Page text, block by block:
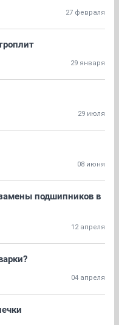
27 февраля
29 января
29 июля
08 июня
подшипников в
12 апреля
04 апреля